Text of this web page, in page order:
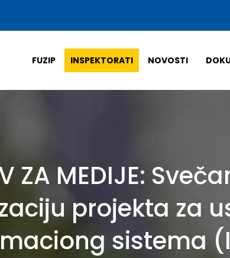
FUZIP INSPEKTORATI NOVOSTI
ZA MEDIJE:
projekta za
sistema